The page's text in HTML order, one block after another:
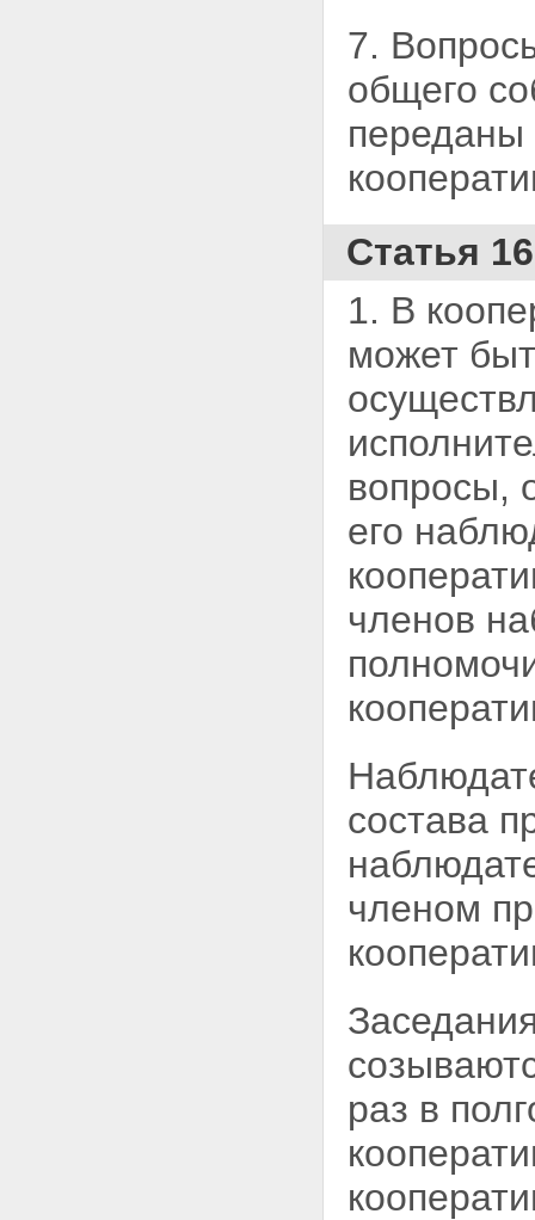
7.
общего
Статья
1. В
может
вопросы,
его
членов
состава
членом
раз в